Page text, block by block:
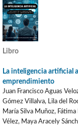
Libro
La inteligencia artificial
emprendimiento
Juan Francisco Aguas
Gómez Villalva, Lila del
María Silva Muñoz,
Vélez, Maya Aracely